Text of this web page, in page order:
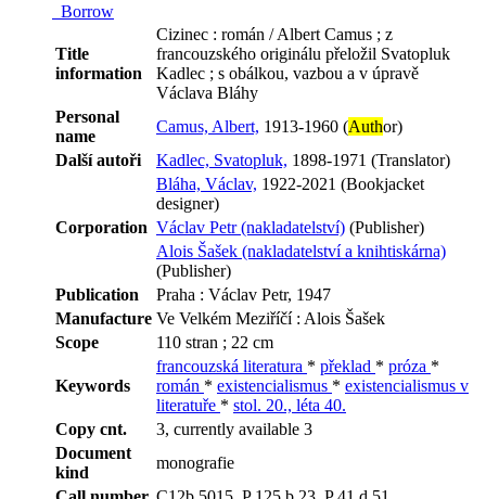
Borrow
Title
information
Cizinec : román / Albert Camus ; z
francouzského originálu přeložil Svatopluk
Kadlec ; s obálkou, vazbou a v úpravě
Václava Bláhy
Personal
name
Camus, Albert, 1913-1960 (Author)
Další autoři
Kadlec, Svatopluk, 1898-1971 (Translator)
Bláha, Václav, 1922-2021 (Bookjacket
designer)
Corporation Václav Petr (nakladatelství) (Publisher)
Alois Šašek (nakladatelství a knihtiskárna)
(Publisher)
Publication
Praha : Václav Petr, 1947
Manufacture Ve Velkém Meziříčí : Alois Šašek
Scope
110 stran ; 22 cm
Keywords
francouzská literatura * překlad * próza *
román * existencialismus * existencialismus v
literatuře * stol. 20., léta 40.
Copy cnt.
3, currently available 3
Document
kind
monografie